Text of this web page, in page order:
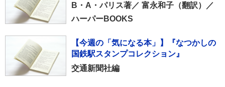
B・A・パリス著／ 富永和子（翻訳）／
ハーパーBOOKS
【今週の「気になる本」】『なつかしの
国鉄駅スタンプコレクション』
交通新聞社編